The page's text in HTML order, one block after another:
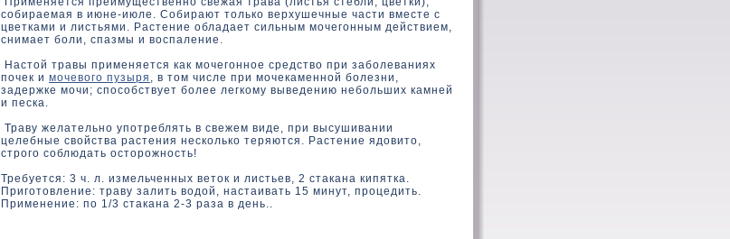
собираемая в июне-июле. Собирают только верхушечные части вместе с
цветками и листьями. Растение обладает сильным мочегонным действием,
снимает боли, спазмы и воспаление.
Настой травы применяется как мочегонное средство при заболеваниях
почек и мочевого пузыря , в том числе при мочекаменной болезни,
задержке мочи; способствует более легкому выведению небольших камней
и песка.
Траву желательно употреблять в свежем виде, при высушивании
целебные свойства растения несколько теряются. Растение ядовито,
строго соблюдать осторожность!
Требуется: 3 ч. л. измельченных веток и листьев, 2 стакана кипятка.
Приготовление: траву залить водой, настаивать 15 минут, процедить.
Применение: по 1/3 стакана 2-3 раза в день..